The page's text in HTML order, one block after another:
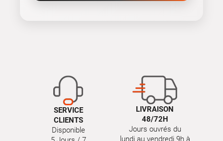
SERVICE
CLIENTS
Disponible
LIVRAISON
48/72H
Jours ouvrés du
lundi au vendredi 9h à